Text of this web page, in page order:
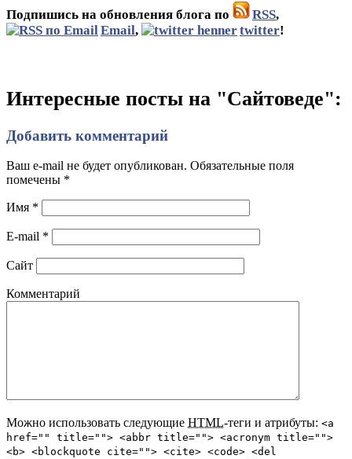
Подпишись на обновления блога по RSS,
Email, twitter!
Интересные посты на "Сайтоведе":
Добавить комментарий
Ваш e-mail не будет опубликован. Обязательные поля
помечены *
Имя *
E-mail *
Сайт
Комментарий
Можно использовать следующие HTML-теги и атрибуты: <a
href="" title=""> <abbr title=""> <acronym title="">
<b> <blockquote cite=""> <cite> <code> <del